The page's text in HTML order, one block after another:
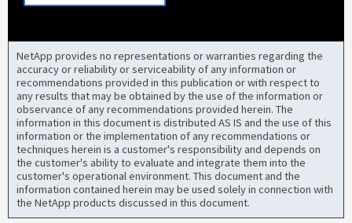
NetApp provides no representations or warranties regarding the
accuracy or reliability or serviceability of any information or
recommendations provided in this publication or with respect to
any results that may be obtained by the use of the information or
observance of any recommendations provided herein. The
information in this document is distributed AS IS and the use of this
information or the implementation of any recommendations or
techniques herein is a customer's responsibility and depends on
the customer's ability to evaluate and integrate them into the
customer's operational environment. This document and the
information contained herein may be used solely in connection with
the NetApp products discussed in this document.